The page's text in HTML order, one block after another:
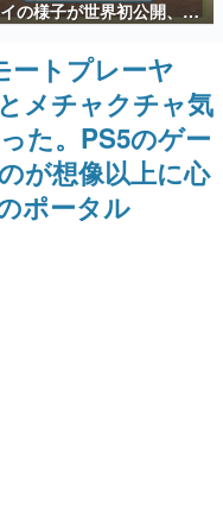
ファミ渾身の“殿堂入り”記
に製作時のエピソードをお
ーム）とは何か？を探ってい
『赫本』は、〈試験問題〉
です。
の様子が世界初公開、貴
画書の一部も見れちゃ
ゲームフリーク・大森滋氏
秘話を語る動画がゲーム
ーク公式YouTubeで公開中
ートプレーヤ
メチャクチャ気
た。PS5のゲー
が想像以上に心
ポータル